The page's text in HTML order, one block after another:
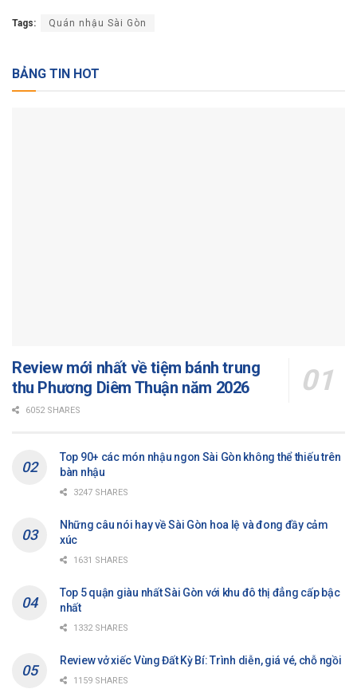
Tags: Quán nhậu Sài Gòn
BẢNG TIN HOT
Review mới nhất về tiệm bánh trung
thu Phương Diêm Thuận năm 2026
6052 SHARES
Top 90+ các món nhậu ngon Sài Gòn không thể thiếu trên
bàn nhậu
3247 SHARES
Những câu nói hay về Sài Gòn hoa lệ và đong đầy cảm
xúc
1631 SHARES
Top 5 quận giàu nhất Sài Gòn với khu đô thị đẳng cấp bậc
nhất
1332 SHARES
Review vở xiếc Vùng Đất Kỳ Bí: Trình diễn, giá vé, chỗ ngồi
1159 SHARES